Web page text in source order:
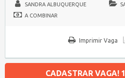
SANDRA ALBUQUERQUE
A COMBINAR
Imprimir Vaga
CADASTRAR VAGA!